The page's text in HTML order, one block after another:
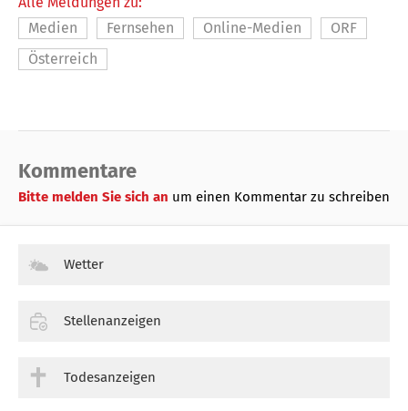
Medien
Fernsehen Online-Medien
ORF
Österreich
Kommentare
Bitte melden Sie sich an um einen Kommentar zu schreiben
Wetter
Stellenanzeigen
Todesanzeigen